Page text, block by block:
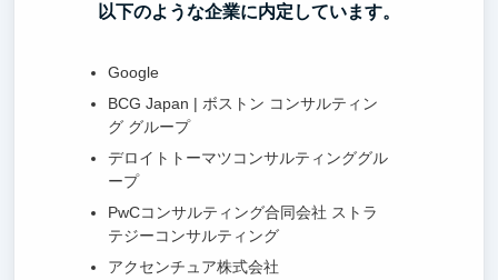
以下のような企業に内定しています。
Google
BCG Japan | ボストン コンサルティン
グ グループ
デロイトトーマツコンサルティンググル
ープ
PwCコンサルティング合同会社 ストラ
テジーコンサルティング
アクセンチュア株式会社